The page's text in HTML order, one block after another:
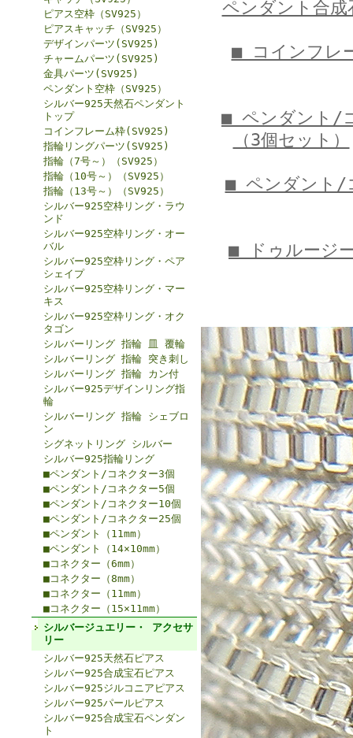
ピアス空枠（SV925）
ピアスキャッチ（SV925）
デザインパーツ(SV925)
チャームパーツ(SV925)
金具パーツ(SV925)
ペンダント空枠（SV925）
シルバー925天然石ペンダント
トップ
コインフレーム枠(SV925)
指輪リングパーツ(SV925)
指輪（7号～）（SV925）
指輪（10号～）（SV925）
指輪（13号～）（SV925）
シルバー925空枠リング・ラウ
ンド
シルバー925空枠リング・オー
バル
シルバー925空枠リング・ペア
シェイプ
シルバー925空枠リング・マー
キス
シルバー925空枠リング・オク
タゴン
シルバーリング 指輪 皿 覆輪
シルバーリング 指輪 突き刺し
シルバーリング 指輪 カン付
シルバー925デザインリング指
輪
シルバーリング 指輪 シェブロ
ン
シグネットリング シルバー
シルバー925指輪リング
■ペンダント/コネクター3個
■ペンダント/コネクター5個
■ペンダント/コネクター10個
■ペンダント/コネクター25個
■ペンダント（11mm）
■ペンダント（14×10mm）
■コネクター（6mm）
■コネクター（8mm）
■コネクター（11mm）
■コネクター（15×11mm）
シルバージュエリー・ アクセサ
リー
シルバー925天然石ピアス
シルバー925合成宝石ピアス
シルバー925ジルコニアピアス
シルバー925パールピアス
シルバー925合成宝石ペンダン
ト
ペンダント合成
■ コインフレ
■ ペンダント/
（3個セット）
■ ペンダント/
■ ドゥルージ